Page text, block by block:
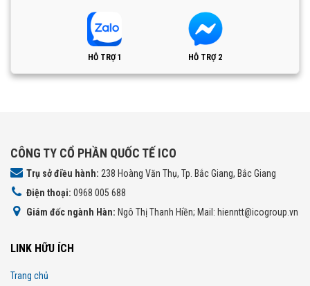
HỖ TRỢ 1 HỖ TRỢ 2
CÔNG TY CỔ PHẦN QUỐC TẾ ICO
Trụ sở điều hành: 238 Hoàng Văn Thụ, Tp. Bắc Giang, Bắc Giang
Điện thoại: 0968 005 688
Giám đốc ngành Hàn: Ngô Thị Thanh Hiền; Mail: hienntt@icogroup.vn
LINK HỮU ÍCH
Trang chủ